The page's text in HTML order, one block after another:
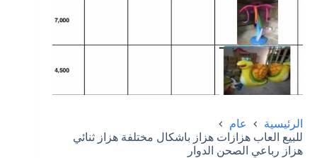
الرئيسية
عام
للبيع العاب هزازات هزاز باشكال مختلفة هزاز ثنائي
هزاز رباعي الصحن الدوار